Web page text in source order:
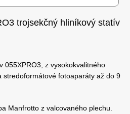
trojsekčný hliníkový statív
055XPRO3, z vysokokvalitného
stredoformátové fotoaparáty až do 9
Manfrotto z valcovaného plechu.